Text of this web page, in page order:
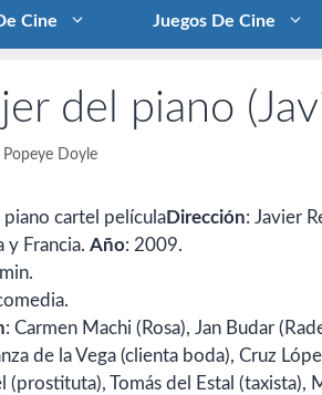
Cine Juegos De Cine
del piano
Popeye Doyle
Dirección: Javier
y Francia. Año: 2009.
: Carmen Machi (Rosa), Jan Budar
de la Vega (clienta boda), Cruz
(prostituta), Tomás del Estal (taxista),